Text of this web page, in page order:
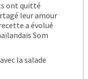
ont quitté
leur amour
a évolué
Som
la salade